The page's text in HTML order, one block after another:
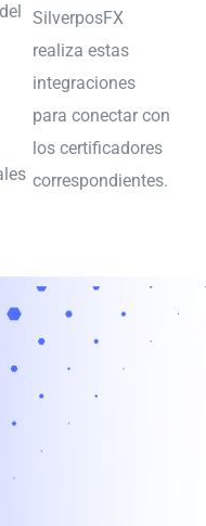
SilverposFX
realiza estas
integraciones
para conectar con
los certificadores
correspondientes.